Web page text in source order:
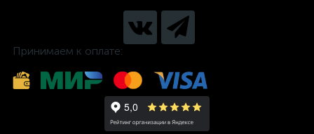
Принимаем к оплате: